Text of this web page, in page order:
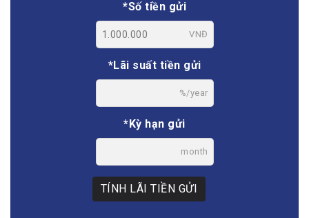
*Số tiền gửi
VNĐ
*Lãi suất tiền gửi
%/year
*Kỳ hạn gửi
month
TÍNH LÃI TIỀN GỬI